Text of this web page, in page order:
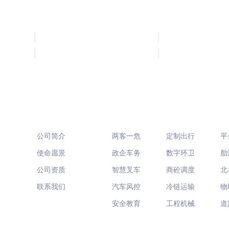
公司简介
使命愿景
公司资质
联系我们
两客一危
政企车务
智慧叉车
汽车风控
安全教育
定制出行
数字环卫
商砼调度
冷链运输
工程机械
平
北
物
道